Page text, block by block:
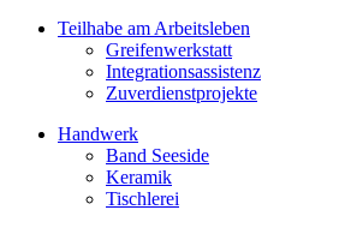
Teilhabe am Arbeitsleben
Greifenwerkstatt
Integrationsassistenz
Zuverdienstprojekte
Handwerk
Band Seeside
Keramik
Tischlerei